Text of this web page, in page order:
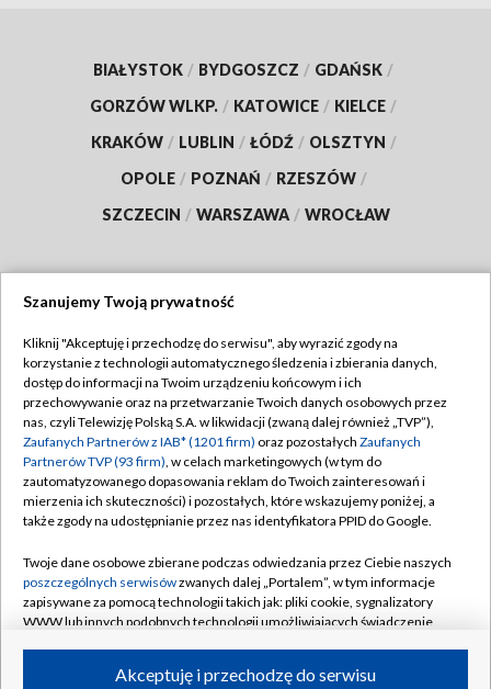
BIAŁYSTOK / BYDGOSZCZ / GDAŃSK /
GORZÓW WLKP. / KATOWICE / KIELCE /
KRAKÓW / LUBLIN / ŁÓDŹ / OLSZTYN /
OPOLE / POZNAŃ / RZESZÓW /
SZCZECIN / WARSZAWA / WROCŁAW
TVP
Abonament TVP
Emisja w TVP
Centrum informacji TVP
Naziemna Telewizja Cyfrowa
Rada Programowa
System NOS
Informacje o nadawcy
Program dla prasy
Regulamin TVP
Polityka prywatności
Moje zgody
Pomoc
Kontakt
Kanały
Szanujemy Twoją prywatność
Kliknij "Akceptuję i przechodzę do serwisu", aby wyrazić zgody na
korzystanie z technologii automatycznego śledzenia i zbierania danych,
dostęp do informacji na Twoim urządzeniu końcowym i ich
przechowywanie oraz na przetwarzanie Twoich danych osobowych przez
nas, czyli Telewizję Polską S.A. w likwidacji (zwaną dalej również „TVP”),
Zaufanych Partnerów z IAB* (1201 firm) oraz pozostałych Zaufanych
Partnerów TVP (93 firm), w celach marketingowych (w tym do
zautomatyzowanego dopasowania reklam do Twoich zainteresowań i
mierzenia ich skuteczności) i pozostałych, które wskazujemy poniżej, a
także zgody na udostępnianie przez nas identyfikatora PPID do Google.
Twoje dane osobowe zbierane podczas odwiedzania przez Ciebie naszych
poszczególnych serwisówzwanych dalej „Portalem”, w tym informacje
zapisywane za pomocą technologii takich jak: pliki cookie, sygnalizatory
WWW lub innych podobnych technologii umożliwiających świadczenie
ruchu w Internecie.Akceptuję i przechodzę do serwisu